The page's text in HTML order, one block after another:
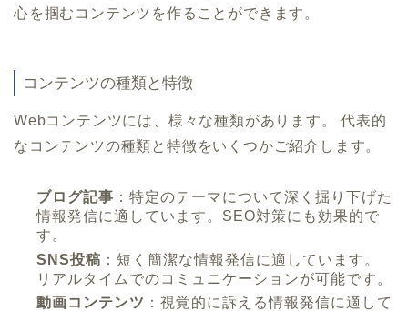
心を掴むコンテンツを作ることができます。
コンテンツの種類と特徴
Webコンテンツには、様々な種類があります。 代表的
なコンテンツの種類と特徴をいくつかご紹介します。
ブログ記事 ：特定のテーマについて深く掘り下げた
情報発信に適しています。SEO対策にも効果的で
す。
SNS投稿 ：短く簡潔な情報発信に適しています。
リアルタイムでのコミュニケーションが可能です。
動画コンテンツ ：視覚的に訴える情報発信に適して